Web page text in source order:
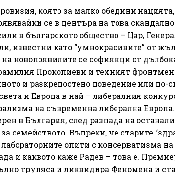
която за малко обедини
се в центъра на това
в българското общество – Цар,
известни като “умнокрасивите” от
новопоявилите се софиянци от
Прокопиеви и техният
и разкрепостено поведение или по-
и Европа в най – либералния
на съвременна либерална Европа.
в България, след разпада на
семейството. Въпреки, че старите
опити с консерватизма на
и каквото каже Радев – това е.
трупяса и ликвидира Феномена и